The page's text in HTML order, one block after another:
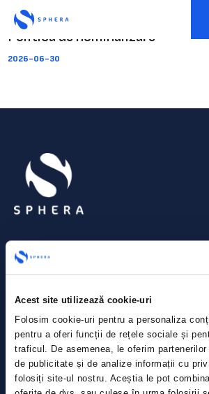
Acest site utilizează cookie-uri
Folosim cookie-uri pentru a personaliza
pentru a oferi funcții de rețele sociale și
traficul. De asemenea, le oferim
de publicitate și de analize informații cu
folosiți site-ul nostru. Aceștia le pot
Politica de nominalizare
2026-06-30
Contact
Comunicate de presă
Politica de confidențialitate